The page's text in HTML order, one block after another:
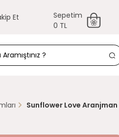
Et
Sepetim
0 TL
Sunflower Love Aranjman